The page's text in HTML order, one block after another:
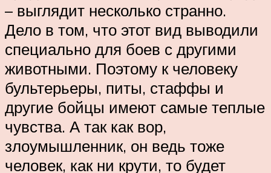
– выглядит несколько странно.
Дело в том, что этот вид выводили
специально для боев с другими
животными. Поэтому к человеку
бультерьеры, питы, стаффы и
другие бойцы имеют самые теплые
чувства. А так как вор,
злоумышленник, он ведь тоже
человек, как ни крути, то будет